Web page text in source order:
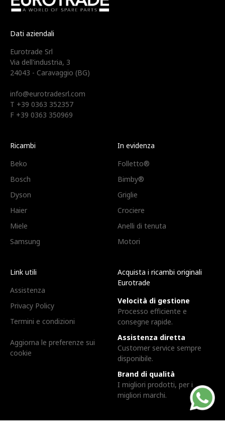
Dati aziendali
Eurotrade Srl
Via dell'industria, 3
24043 - Caravaggio (BG)
info@eurotradesrl.com
T +39 0363 352357
F +39 0363 350969
Ricambi
Beko
Bosch
Dyson
Haier
Miele
Samsung
In evidenza
Folletto®
Bimby®
Griglie
Crociere
Anelli di tenuta
Motori
Link utili
Assistenza
Privacy Policy
Termini e condizioni
Aggiorna le preferenze sui
cookie
Acquista i ricambi originali
Eurotrade
Velocità di gestione
Processo efficiente e
consegne rapide.
Assistenza diretta
Customer service sempre
disponibile.
Brand di qualità
I migliori prodotti, per i
migliori marchi.